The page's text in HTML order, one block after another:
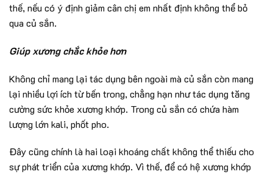
thế, nếu có ý định giảm cân chị em nhất định không thể bỏ
qua củ sắn.
Giúp xương chắc khỏe hơn
Không chỉ mang lại tác dụng bên ngoài mà củ sắn còn mang
lại nhiều lợi ích từ bến trong, chẳng hạn như tác dụng tăng
cường sức khỏe xương khớp. Trong củ sắn có chứa hàm
lượng lớn kali, phốt pho.
Đây cũng chính là hai loại khoáng chất không thể thiếu cho
sự phát triển của xương khớp. Vì thế, để có hệ xương khớp